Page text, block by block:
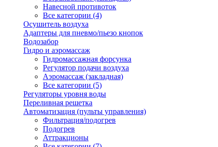
Навесной противоток
Все категории (4)
Осушитель воздуха
Адаптеры для пневмо/пьезо кнопок
Водозабор
Гидро и аэромассаж
Гидромассажная форсунка
Регулятор подачи воздуха
Аэромассаж (закладная)
Все категории (5)
Регуляторы уровня воды
Переливная решетка
Автоматизация (пульты управления)
Фильтрация/подогрев
Подогрев
Аттракционы